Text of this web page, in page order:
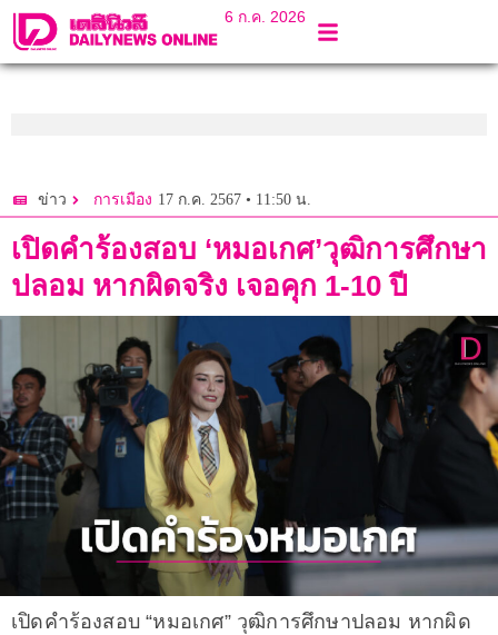
6 ก.ค. 2026
ข่าว การเมือง 17 ก.ค. 2567 • 11:50 น.
เปิดคำร้องสอบ ‘หมอเกศ’วุฒิการศึกษา
ปลอม หากผิดจริง เจอคุก 1-10 ปี
เปิดคำร้องสอบ “หมอเกศ” วุฒิการศึกษาปลอม หากผิด